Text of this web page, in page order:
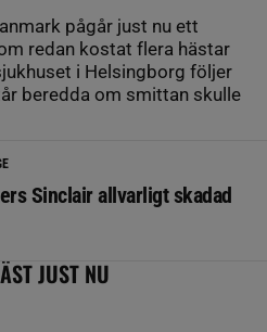
pågår just nu ett
redan kostat flera hästar
i Helsingborg följer
beredda om smittan skulle
Sinclair allvarligt skadad
JUST NU